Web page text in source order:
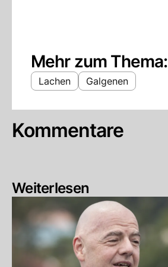
Mehr zum Thema:
Lachen Galgenen
Kommentare
Weiterlesen